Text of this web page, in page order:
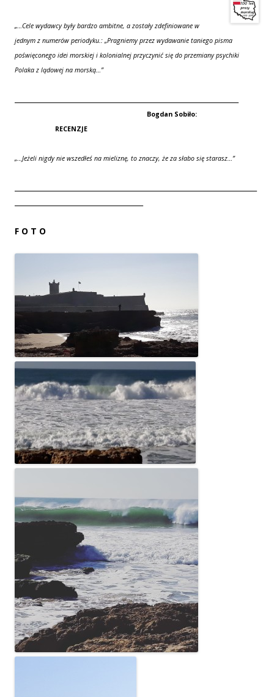
„…Cele wydawcy były bardzo ambitne, a zostały zdefiniowane w
jednym z numerów periodyku.: „Pragniemy przez wydawanie taniego pisma
poświęconego idei morskiej i kolonialnej przyczynić się do przemiany psychiki
Polaka z lądowej na morską…”
Bogdan Sobiło:
RECENZJE
„…Jeżeli nigdy nie wszedłeś na mieliznę, to znaczy, że za słabo się starasz…”
F O T O